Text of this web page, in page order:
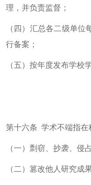
理，并负责监督；
（四）汇总各二级单
行备案；
（五）按年度发布学校
第十六条 学术不端指在
（一）剽窃、抄袭、侵
（二）篡改他人研究成